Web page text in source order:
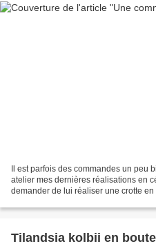
Il est parfois des commandes un peu
atelier mes dernières réalisations en
demander de lui réaliser une crotte
Tilandsia kolbii en